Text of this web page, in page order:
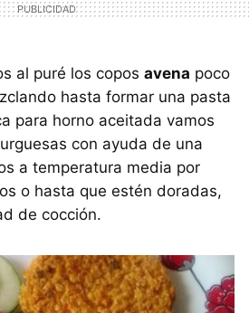
al puré los copos avena poco
hasta formar una pasta
para horno aceitada vamos
con ayuda de una
a temperatura media por
o hasta que estén doradas,
de cocción.